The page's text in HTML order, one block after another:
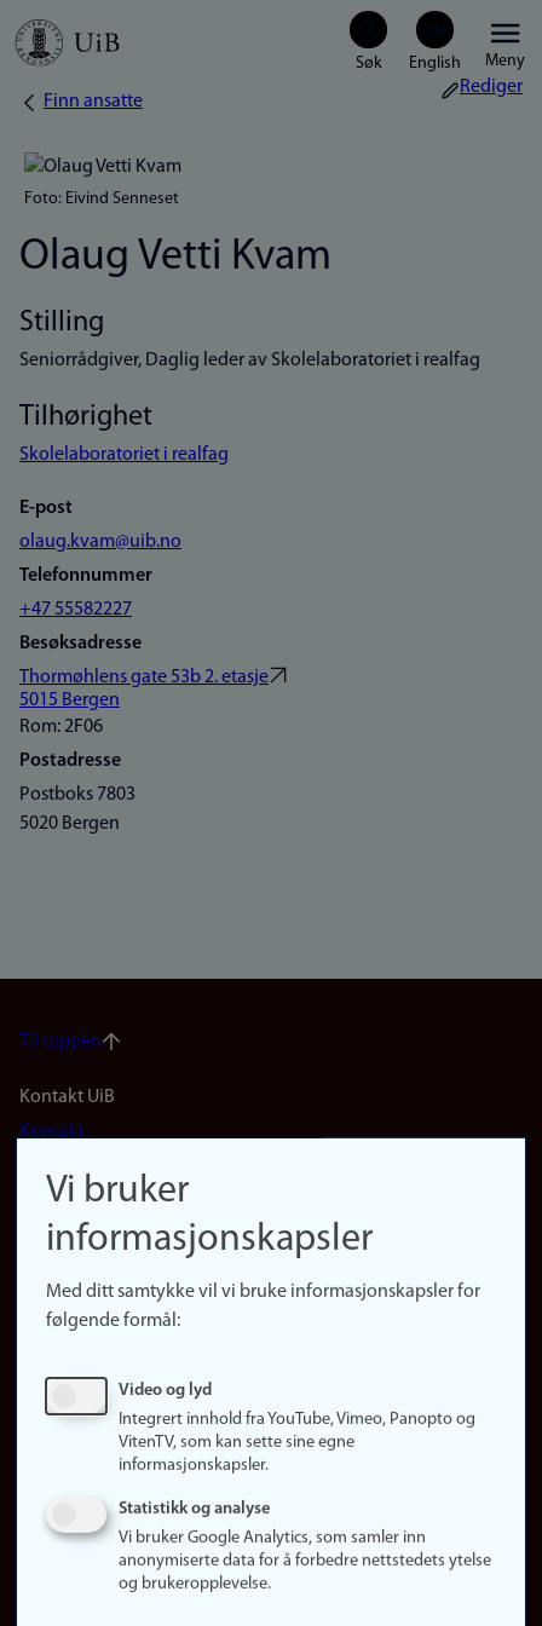
Hopp
Meny
Navigasjonssti
Finn ansatte
Rediger
Foto: Eivind Senneset
Olaug Vetti Kvam
Stilling
Seniorrådgiver, Daglig leder av Skolelaboratoriet i realfag
Tilhørighet
Skolelaboratoriet i realfag
E-post
olaug.kvam@uib.no
Telefonnummer
+47 55582227
Besøksadresse
Thormøhlens gate 53b 2. etasje
5015 Bergen
Rom: 2F06
Postadresse
Postboks 7803
5020 Bergen
Til toppen
Footer
(no)
Kontakt UiB
Kontakt
Finn forsker
Presse
Finn studier
Ledige stillinger
Om nettstedet
Informasjonskapsler
Vi bruker
informasjonskapsler
Med ditt samtykke vil vi bruke informasjonskapsler for
følgende formål:
Video og lyd
Integrert innhold fra YouTube, Vimeo, Panopto og
VitenTV, som kan sette sine egne
informasjonskapsler.
Statistikk og analyse
Vi bruker Google Analytics, som samler inn
anonymiserte data for å forbedre nettstedets ytelse
og brukeropplevelse.